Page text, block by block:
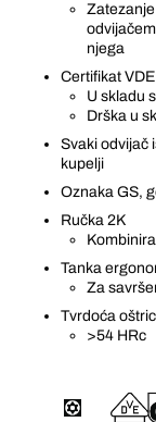
njega
Certifikat VDE
U skladu
Drška u
Svaki odvijač
kupelji
Oznaka GS,
Ručka 2K
Tanka
Za
Tvrdoća
>54 HRc